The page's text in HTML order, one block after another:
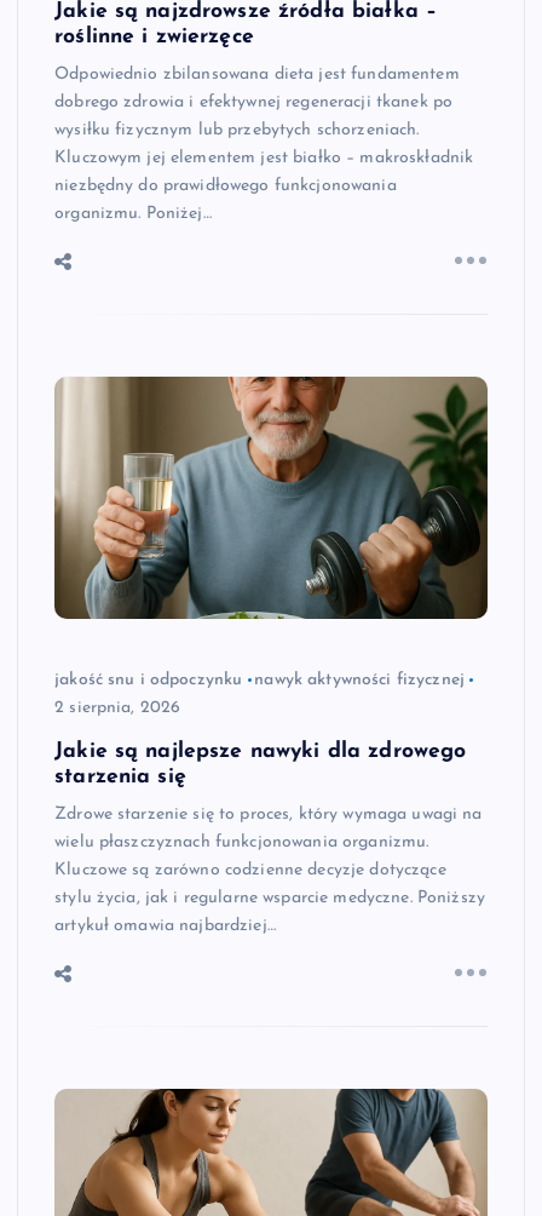
Jakie są najzdrowsze źródła białka –
roślinne i zwierzęce
Odpowiednio zbilansowana dieta jest fundamentem
dobrego zdrowia i efektywnej regeneracji tkanek po
wysiłku fizycznym lub przebytych schorzeniach.
Kluczowym jej elementem jest białko – makroskładnik
niezbędny do prawidłowego funkcjonowania
organizmu. Poniżej…
jakość snu i odpoczynku
nawyk aktywności fizycznej
2 sierpnia, 2026
Jakie są najlepsze nawyki dla zdrowego
starzenia się
Zdrowe starzenie się to proces, który wymaga uwagi na
wielu płaszczyznach funkcjonowania organizmu.
Kluczowe są zarówno codzienne decyzje dotyczące
stylu życia, jak i regularne wsparcie medyczne. Poniższy
artykuł omawia najbardziej…